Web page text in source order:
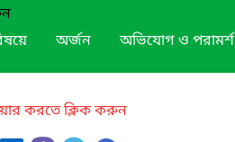
অর্জন অভিযোগ ও পরামর্শ
করতে ক্লিক করুন